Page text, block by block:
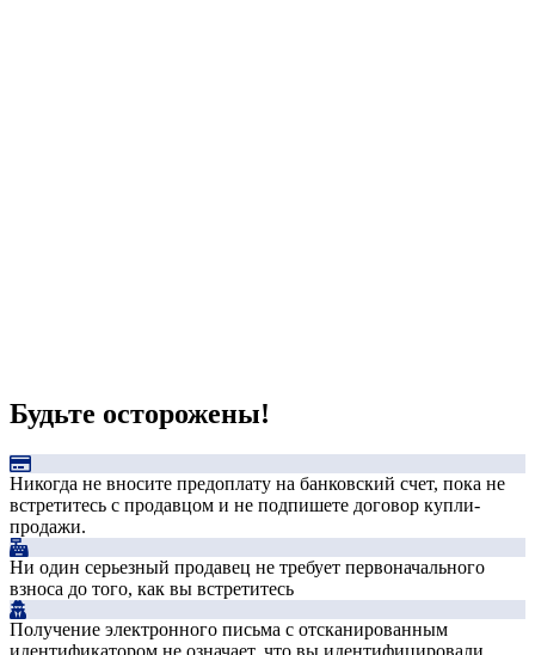
Будьте осторожены!
Никогда не вносите предоплату на банковский счет, пока не
встретитесь с продавцом и не подпишете договор купли-
продажи.
Ни один серьезный продавец не требует первоначального
взноса до того, как вы встретитесь
Получение электронного письма с отсканированным